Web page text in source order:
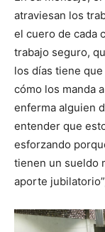
atraviesan los
el cuero de cada
trabajo seguro,
los días tiene
cómo los manda
enferma alguien
entender que
esforzando
tienen un sueldo
aporte